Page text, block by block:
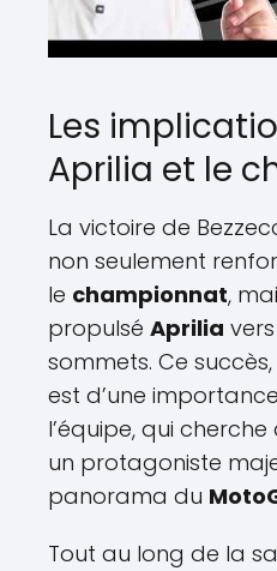
Les
Aprilia et le
La victoire de
non seulement
le championnat,
propulsé Aprilia
sommets. Ce
est d’une
l’équipe, qui
un protagoniste
panorama du
Tout au long de la